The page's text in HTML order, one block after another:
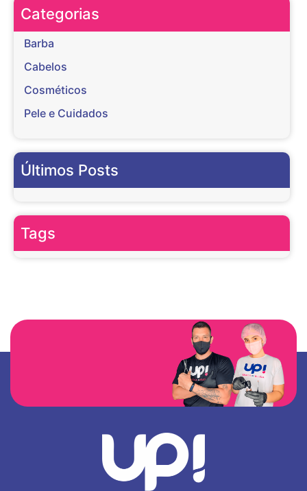
Categorias
Barba
Cabelos
Cosméticos
Pele e Cuidados
Últimos Posts
Tags